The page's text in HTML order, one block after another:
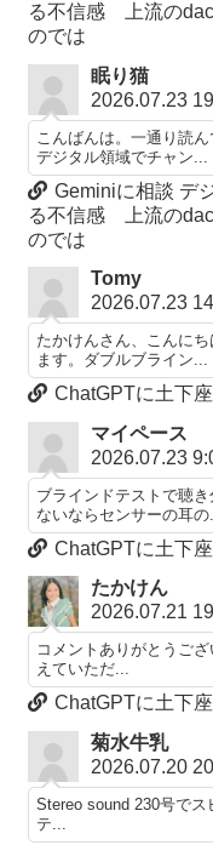
る不信感 上流の
のでは
眠り猫
2026.07.23
こんばんは。一通り読
デジタル領域でチャン...
Geminiに相談 デ
る不信感 上流の
のでは
Tomy
2026.07.23
たかけんさん、こんに
ます。ダブルブライン...
ChatGPTに土下
マイペース
2026.07.23
ブラインドテストで聴
ないならセンサーの耳の
ChatGPTに土下
たかけん
2026.07.21
コメントありがとうご
えていただ...
ChatGPTに土下
菊水牛乳
2026.07.20
Stereo sound 230号で
テ...